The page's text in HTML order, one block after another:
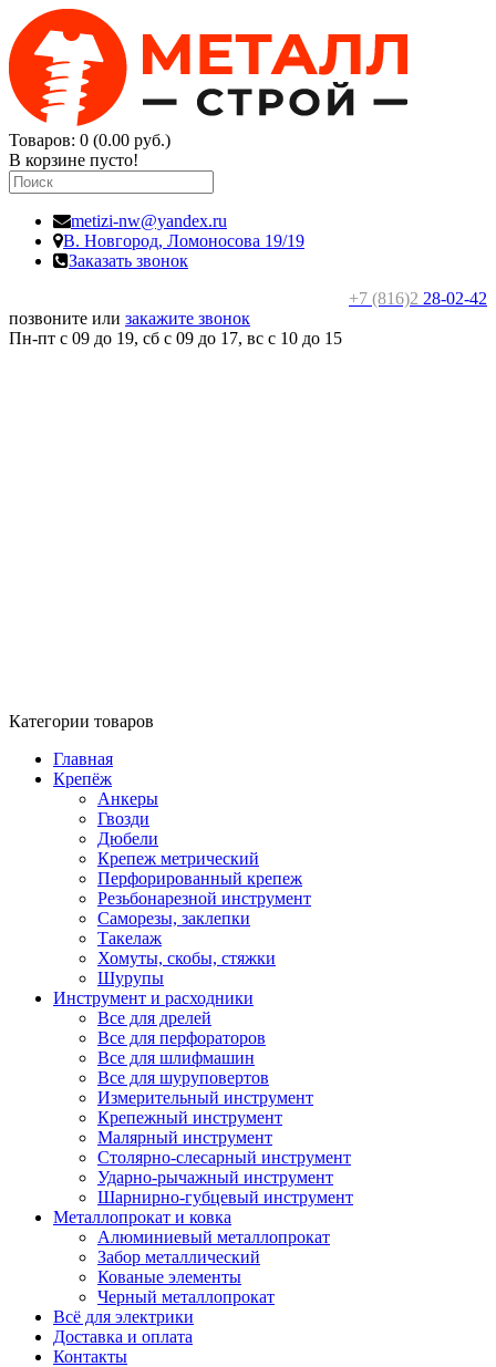
Товаров: 0 (0.00 руб.)
В корзине пусто!
metizi-nw@yandex.ru
В. Новгород, Ломоносова 19/19
Заказать звонок
+7 (816)2 28-02-42
позвоните или закажите звонок
Пн-пт с 09 до 19, сб с 09 до 17, вс c 10 до 15
Категории товаров
Главная
Крепёж
Анкеры
Гвозди
Дюбели
Крепеж метрический
Перфорированный крепеж
Резьбонарезной инструмент
Саморезы, заклепки
Такелаж
Хомуты, скобы, стяжки
Шурупы
Инструмент и расходники
Все для дрелей
Все для перфораторов
Все для шлифмашин
Все для шуруповертов
Измерительный инструмент
Крепежный инструмент
Малярный инструмент
Столярно-слесарный инструмент
Ударно-рычажный инструмент
Шарнирно-губцевый инструмент
Металлопрокат и ковка
Алюминиевый металлопрокат
Забор металлический
Кованые элементы
Черный металлопрокат
Всё для электрики
Доставка и оплата
Контакты